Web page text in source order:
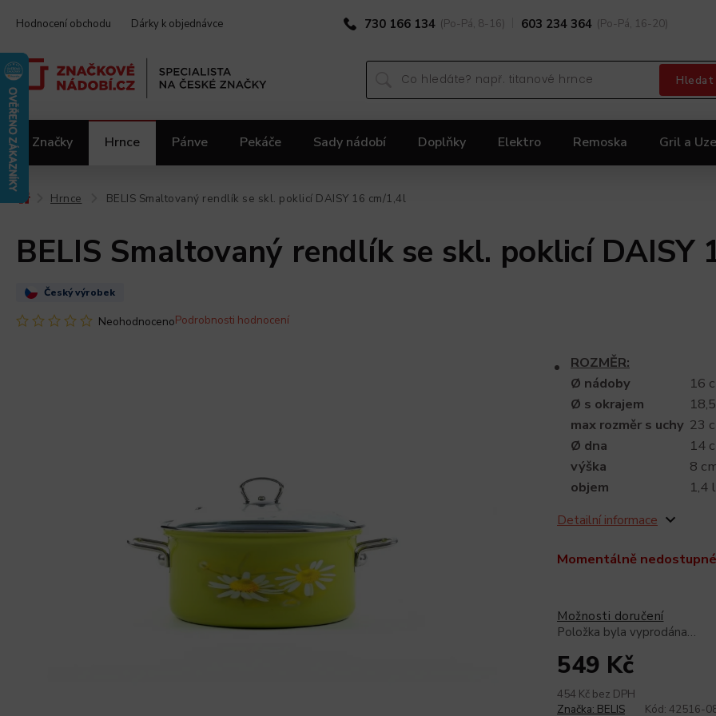
730 166 134 (Po-Pá, 8-16) 603 234 364 (Po-Pá, 16-20)
Hodnocení obchodu Dárky k objednávce
Hledat
Značky Hrnce Pánve Pekáče Sady nádobí Doplňky Elektro Remoska Gril a
Hrnce BELIS Smaltovaný rendlík se skl. poklicí DAISY 16 cm/1,4l
BELIS Smaltovaný rendlík se skl. poklicí DAISY
Český výrobek
NeohodnocenoPodrobnosti hodnocení
549 Kč
454 Kč bez DPH
Momentálně nedostupné
Možnosti doručení
Položka byla vyprodána…
ROZMĚR:
Ø nádoby
16
Ø s okrajem
max rozměr s uchy 23
Ø dna
14
výška
8
objem
1,4 l
Detailní informace
Značka: BELIS Kód: 42516-